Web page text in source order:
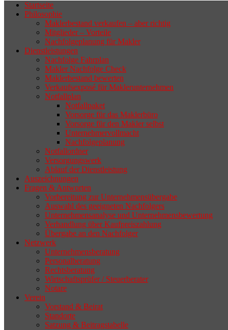
Wenn sich der Makler oder Inhaber
zurückziehen möchte, aber keinen
geeigneten Nachfolger findet, droht nicht
selten die Geschäftsaufgabe.
Startseite
Philosophie
Maklerbestand verkaufen – aber richtig
Mitglieder – Vorteile
Nachfolgeplanung für Makler
Dienstleistungen
Nachfolge Fahrplan
Makler Nachfolge Check
Maklerbestand bewerten
Verkaufsexposé für Maklerunternehmen
Notfallplan
Notfallpaket
Vorsorge für das Maklerbüro
Vorsorge für den Makler selbst
Unternehmervollmacht
Nachfolgeplanung
Notfallordner
Versorgungswerk
Ablauf der Dienstleistung
Auszeichnungen
Fragen & Antworten
Vorbereitung zur Unternehmensübergabe
Auswahl des geeigneten Nachfolgers
Unternehmensanalyse und Unternehmensbewertung
Verhandlung über Kaufpreiszahlung
Übergabe an den Nachfolger
Netzwerk
Unternehmensberatung
Personalberatung
Rechtsberatung
Wirtschaftsprüfer / Steuerberater
Notare
Verein
Vorstand & Beirat
Standorte
Satzung & Beitragstabelle